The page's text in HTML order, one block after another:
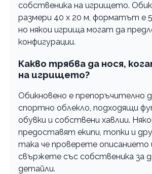
собственика на игрището.
размери 40 х 20 м, форматът е
но някои игрища могат да
конфигурации.
Какво трябва да нося,
на игрището?
Обикновено е препоръчително
спортно облекло, подходящи
обувки и собствени хавлии.
предоставят екипи, топки и
така че проверете описанието
свържете със собственика за
детайли.